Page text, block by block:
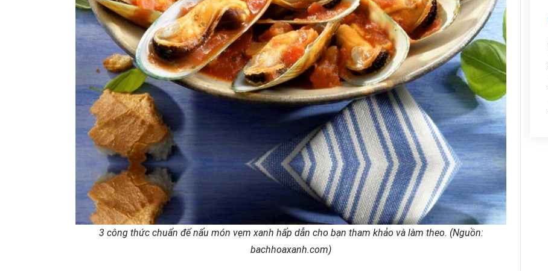
3 công thức chuẩn để nấu món vẹm xanh hấp dẫn cho bạn tham khảo và làm theo. (Nguồn:
bachhoaxanh.com)